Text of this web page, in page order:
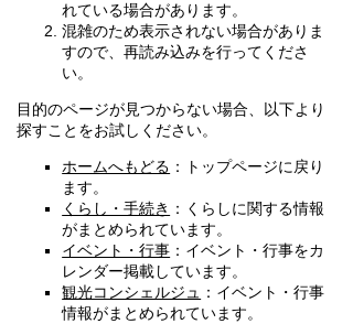
れている場合があります。
混雑のため表示されない場合がありま
すので、再読み込みを行ってくださ
い。
目的のページが見つからない場合、以下より
探すことをお試しください。
ホームへもどる ：トップページに戻り
ます。
くらし・手続き ：くらしに関する情報
がまとめられています。
イベント・行事 ：イベント・行事をカ
レンダー掲載しています。
観光コンシェルジュ ：イベント・行事
情報がまとめられています。